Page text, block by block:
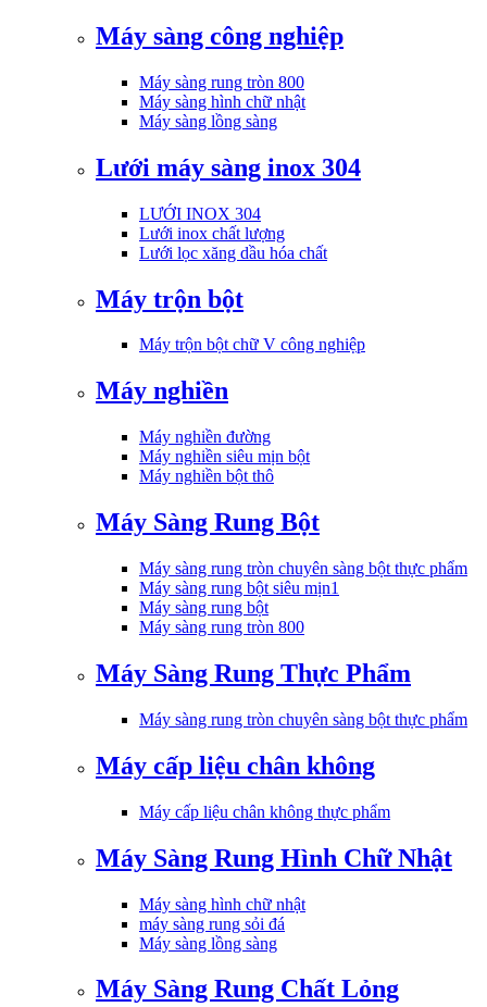
Máy sàng công nghiệp
Máy sàng rung tròn 800
Máy sàng hình chữ nhật
Máy sàng lồng sàng
Lưới máy sàng inox 304
LƯỚI INOX 304
Lưới inox chất lượng
Lưới lọc xăng dầu hóa chất
Máy trộn bột
Máy trộn bột chữ V công nghiệp
Máy nghiền
Máy nghiền đường
Máy nghiền siêu mịn bột
Máy nghiền bột thô
Máy Sàng Rung Bột
Máy sàng rung tròn chuyên sàng bột thực phẩm
Máy sàng rung bột siêu mịn1
Máy sàng rung bột
Máy sàng rung tròn 800
Máy Sàng Rung Thực Phẩm
Máy sàng rung tròn chuyên sàng bột thực phẩm
Máy cấp liệu chân không
Máy cấp liệu chân không thực phẩm
Máy Sàng Rung Hình Chữ Nhật
Máy sàng hình chữ nhật
máy sàng rung sỏi đá
Máy sàng lồng sàng
Máy Sàng Rung Chất Lỏng